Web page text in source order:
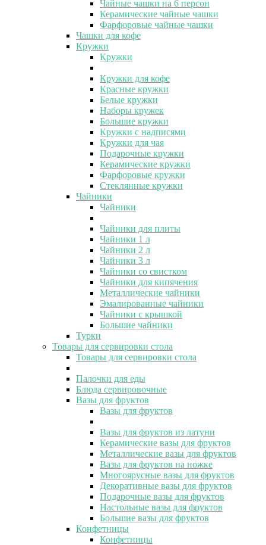
Чайные чашки на 6 персон
Керамические чайные чашки
Фарфоровые чайные чашки
Чашки для кофе
Кружки
Кружки
Кружки для кофе
Красные кружки
Белые кружки
Наборы кружек
Большие кружки
Кружки с надписями
Кружки для чая
Подарочные кружки
Керамические кружки
Фарфоровые кружки
Стеклянные кружки
Чайники
Чайники
Чайники для плиты
Чайники 1 л
Чайники 2 л
Чайники 3 л
Чайники со свистком
Чайники для кипячения
Металлические чайники
Эмалированные чайники
Чайники с крышкой
Большие чайники
Турки
Товары для сервировки стола
Товары для сервировки стола
Палочки для еды
Блюда сервировочные
Вазы для фруктов
Вазы для фруктов
Вазы для фруктов из латуни
Керамические вазы для фруктов
Металлические вазы для фруктов
Вазы для фруктов на ножке
Многоярусные вазы для фруктов
Декоративные вазы для фруктов
Подарочные вазы для фруктов
Настольные вазы для фруктов
Большие вазы для фруктов
Конфетницы
Конфетницы